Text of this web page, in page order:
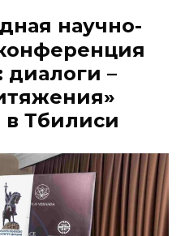
научно-
диалоги –
Тбилиси